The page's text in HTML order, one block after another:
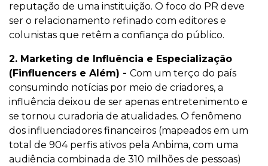
reputação de uma instituição. O foco do PR deve
ser o relacionamento refinado com editores e
colunistas que retêm a confiança do público.
2. Marketing de Influência e Especialização
(Finfluencers e Além) - Com um terço do país
consumindo notícias por meio de criadores, a
influência deixou de ser apenas entretenimento e
se tornou curadoria de atualidades. O fenômeno
dos influenciadores financeiros (mapeados em um
total de 904 perfis ativos pela Anbima, com uma
audiência combinada de 310 milhões de pessoas)